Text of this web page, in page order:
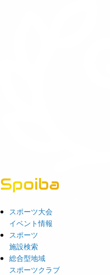
Spoiba
スポーツ大会
イベント情報
スポーツ
施設検索
総合型地域
スポーツクラブ